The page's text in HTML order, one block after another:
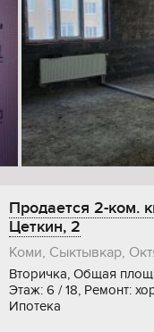
Продается 2-ком.
Цеткин, 2
Коми, Сыктывкар,
Вторичка, Общая
Этаж: 6 / 18, Ремонт:
Ипотека